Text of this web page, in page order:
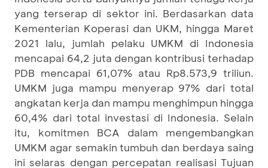
yang terserap di sektor ini. Berdasarkan data
Kementerian Koperasi dan UKM, hingga Maret
2021 lalu, jumlah pelaku UMKM di Indonesia
mencapai 64,2 juta dengan kontribusi terhadap
PDB mencapai 61,07% atau Rp8.573,9 triliun.
UMKM juga mampu menyerap 97% dari total
angkatan kerja dan mampu menghimpun hingga
60,4% dari total investasi di Indonesia. Selain
itu, komitmen BCA dalam mengembangkan
UMKM agar semakin tumbuh dan berdaya saing
ini selaras dengan percepatan realisasi Tujuan